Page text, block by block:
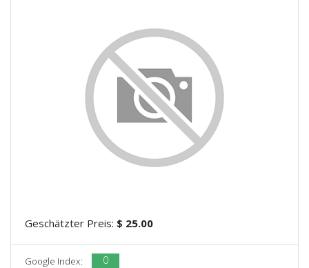
Geschätzter Preis: $ 25.00
Google Index: 0